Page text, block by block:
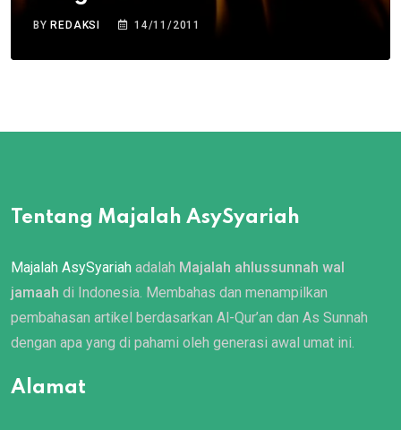
BYREDAKSI 14/11/2011
Tentang Majalah AsySyariah
Majalah AsySyariah adalah Majalah ahlussunnah wal
jamaah di Indonesia. Membahas dan menampilkan
pembahasan artikel berdasarkan Al-Qur’an dan As Sunnah
dengan apa yang di pahami oleh generasi awal umat ini.
Alamat